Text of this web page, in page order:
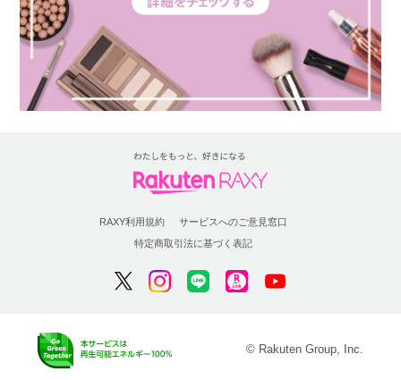
RAXY利用規約
サービスへのご意見窓口
特定商取引法に基づく表記
© Rakuten Group, Inc.